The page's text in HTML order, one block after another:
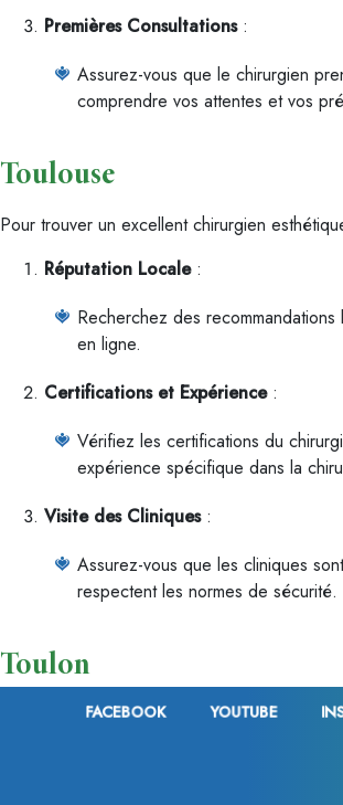
Premières Consultations:
Assurez-vous que le chirurgien
comprendre vos attentes et vos
Toulouse
Pour trouver un excellent chirurgien
Réputation Locale:
Recherchez des
en ligne.
Certifications et Expérience:
Vérifiez les certifications du
expérience spécifique dans la
Visite des Cliniques:
Assurez-vous que les cliniques
respectent les normes de sécurité.
Toulon
À Toulon, suivez ces étapes pour trouver un
FACEBOOK YOUTUBE